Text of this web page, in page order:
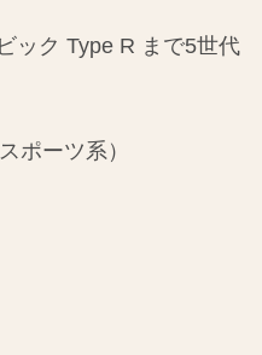
ック Type R まで5世代
ポーツ系）